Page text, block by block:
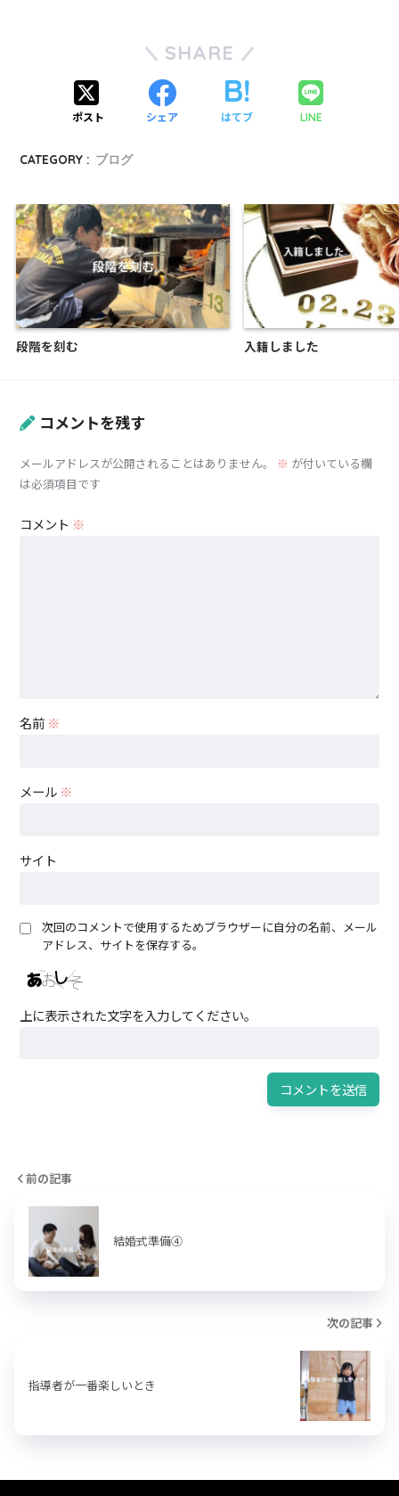
SHARE
ポスト シェア はてブ LINE
CATEGORY : ブログ
段階を刻む 入籍しました
コメントを残す
メールアドレスが公開されることはありません。 ※ が付いている欄
は必須項目です
コメント ※
名前 ※
メール ※
サイト
次回のコメントで使用するためブラウザーに自分の名前、メール
アドレス、サイトを保存する。
上に表示された文字を入力してください。
前の記事
結婚式準備④
次の記事
指導者が一番楽しいとき